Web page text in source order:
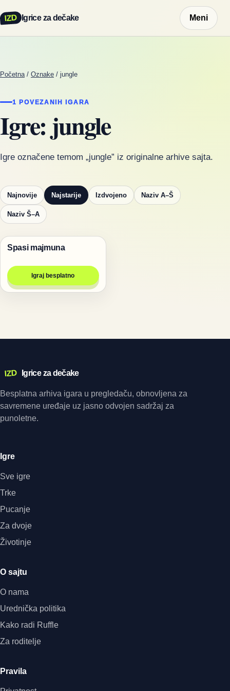
IZD Igrice za dečake Meni
Početna / Oznake / jungle
1 POVEZANIH IGARA
Igre: jungle
Igre označene temom „jungle” iz originalne arhive sajta.
Najnovije Najstarije Izdvojeno Naziv A–Š
Naziv Š–A
Životinje
Spasi majmuna
Igraj besplatno
IZD Igrice za dečake
Besplatna arhiva igara u pregledaču, obnovljena za
savremene uređaje uz jasno odvojen sadržaj za
punoletne.
Igre
Sve igre
Trke
Pucanje
Za dvoje
Životinje
O sajtu
O nama
Urednička politika
Kako radi Ruffle
Za roditelje
Pravila